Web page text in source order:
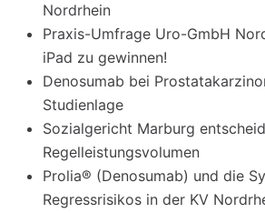
Nordrhein
Praxis-Umfrage Uro-GmbH
iPad zu gewinnen!
Denosumab bei
Studienlage
Sozialgericht Marburg
Regelleistungsvolumen
Prolia® (Denosumab) und die
Regressrisikos in der KV